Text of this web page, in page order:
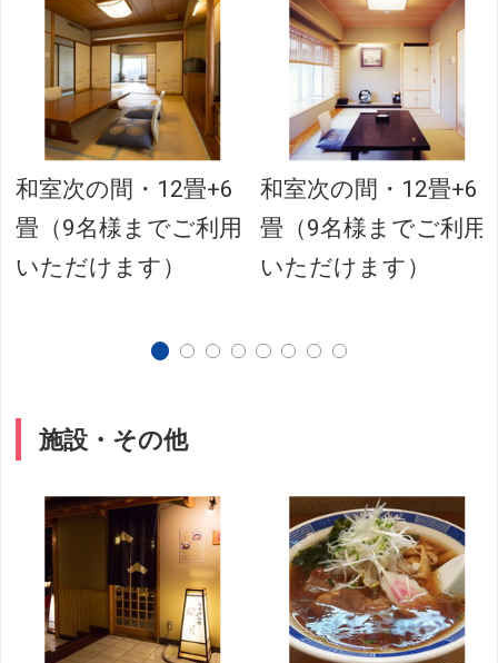
和室次の間・12畳+6
畳（9名様までご利用
いただけます）
和室次の間・12畳+6
畳（9名様までご利用
いただけます）
施設・その他